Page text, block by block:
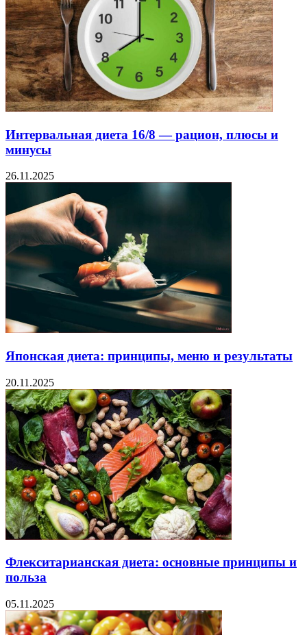
Интервальная диета 16/8 — рацион, плюсы и
минусы
26.11.2025
Японская диета: принципы, меню и результаты
20.11.2025
Флекситарианская диета: основные принципы и
польза
05.11.2025